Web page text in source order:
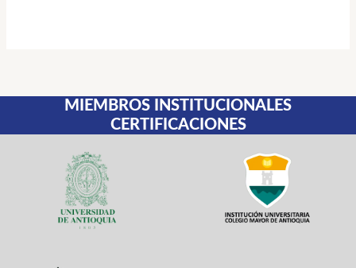
MIEMBROS INSTITUCIONALES
CERTIFICACIONES